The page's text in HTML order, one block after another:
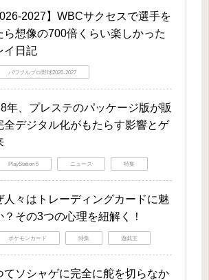
2027】WBCサクセスで選手を
ら想像の700倍くらい楽しかった
イ日記
パワフルプロ野球2026-2027
年、プレステのパッケージ版が販
全デジタル化がもたらす影響とゲ
PlayStation 5 ニュース 特集
人々はトレーディングカードに魅
その3つの心理を紐解く！
ポケモンカード 特集 遊戯王
てソシャゲに完全に舵を切らなか